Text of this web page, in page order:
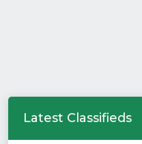
Latest Classifieds